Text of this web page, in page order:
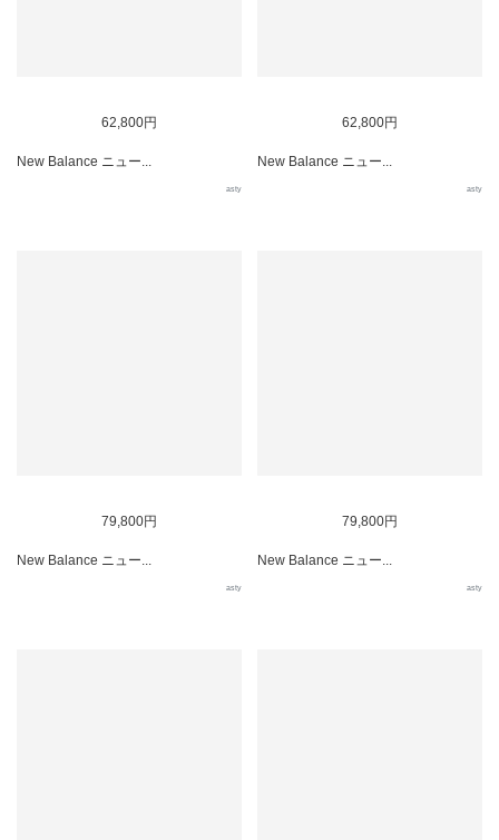
62,800円
New Balance ニュー...
asty
62,800円
New Balance ニュー...
asty
79,800円
New Balance ニュー...
asty
79,800円
New Balance ニュー...
asty